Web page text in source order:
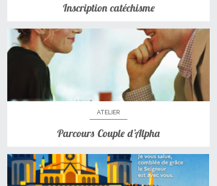
Inscription catéchisme
ATELIER
Parcours Couple d’Alpha